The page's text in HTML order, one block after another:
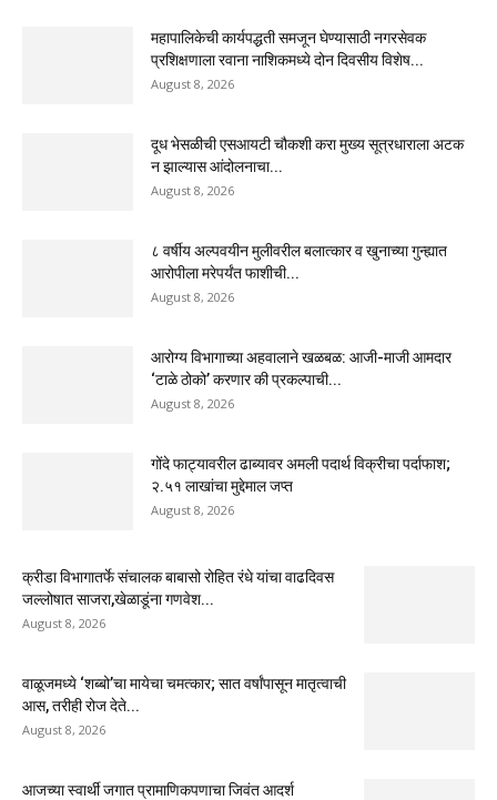
महापालिकेची कार्यपद्धती समजून घेण्यासाठी नगरसेवक
प्रशिक्षणाला रवाना नाशिकमध्ये दोन दिवसीय विशेष...
August 8, 2026
दूध भेसळीची एसआयटी चौकशी करा मुख्य सूत्रधाराला अटक
न झाल्यास आंदोलनाचा...
August 8, 2026
८ वर्षीय अल्पवयीन मुलीवरील बलात्कार व खुनाच्या गुन्ह्यात
आरोपीला मरेपर्यंत फाशीची...
August 8, 2026
आरोग्य विभागाच्या अहवालाने खळबळ: आजी-माजी आमदार
‘टाळे ठोको’ करणार की प्रकल्पाची...
August 8, 2026
गोंदे फाट्यावरील ढाब्यावर अमली पदार्थ विक्रीचा पर्दाफाश;
२.५१ लाखांचा मुद्देमाल जप्त
August 8, 2026
क्रीडा विभागातर्फे संचालक बाबासो रोहित रंधे यांचा वाढदिवस
जल्लोषात साजरा,खेळाडूंना गणवेश...
August 8, 2026
वाळूजमध्ये ‘शब्बो’चा मायेचा चमत्कार; सात वर्षांपासून मातृत्वाची
आस, तरीही रोज देते...
August 8, 2026
आजच्या स्वार्थी जगात प्रामाणिकपणाचा जिवंत आदर्श